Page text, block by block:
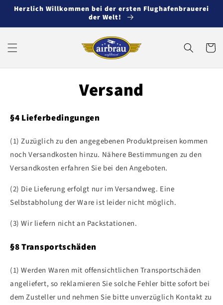
zum
Herzlich Willkommen bei der ersten Flughafenbrauerei
der Welt!
Versand
§4 Lieferbedingungen
(1) Zuzüglich zu den angegebenen Produktpreisen kommen
noch Versandkosten hinzu. Nähere Bestimmungen zu den
Versandkosten erfahren Sie bei den Angeboten.
(2) Die Lieferung erfolgt nur im Versandweg. Eine
Selbstabholung der Ware ist leider nicht möglich.
(3) Wir liefern nicht an Packstationen.
§8 Transportschäden
(1) Werden Waren mit offensichtlichen Transportschäden
angeliefert, so reklamieren Sie solche Fehler bitte sofort bei
dem Zusteller und nehmen Sie bitte unverzüglich Kontakt zu